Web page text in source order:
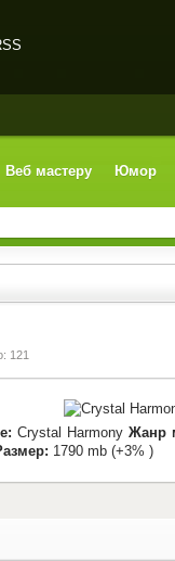
Веб мастеру Юмор
121
Crystal Harmony Жанр
1790 mb (+3% )